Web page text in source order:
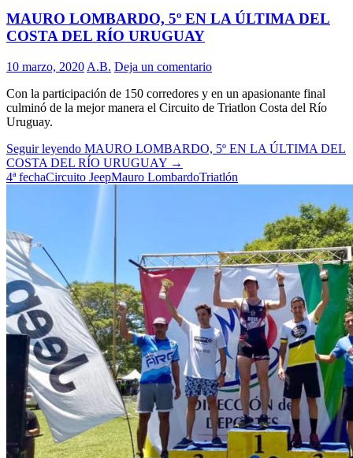
MAURO LOMBARDO, 5º EN LA ÚLTIMA DEL
COSTA DEL RÍO URUGUAY
10 marzo, 2020 A.B. Deja un comentario
Con la participación de 150 corredores y en un apasionante final
culminó de la mejor manera el Circuito de Triatlon Costa del Río
Uruguay.
Seguir leyendo MAURO LOMBARDO, 5º EN LA ÚLTIMA DEL
COSTA DEL RÍO URUGUAY →
4ª fechaCircuito JeepMauro LombardoTriatlón